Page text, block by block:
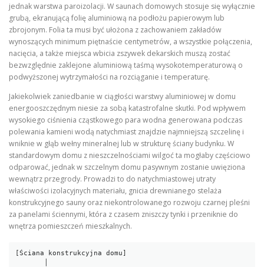
jednak warstwa paroizolacji. W saunach domowych stosuje się wyłącznie
grubą, ekranującą folię aluminiową na podłożu papierowym lub
zbrojonym. Folia ta musi być ułożona z zachowaniem zakładów
wynoszących minimum piętnaście centymetrów, a wszystkie połączenia,
nacięcia, a także miejsca wbicia zszywek dekarskich muszą zostać
bezwzględnie zaklejone aluminiową taśmą wysokotemperaturową o
podwyższonej wytrzymałości na rozciąganie i temperaturę.
Jakiekolwiek zaniedbanie w ciągłości warstwy aluminiowej w domu
energooszczędnym niesie za sobą katastrofalne skutki. Pod wpływem
wysokiego ciśnienia cząstkowego para wodna generowana podczas
polewania kamieni wodą natychmiast znajdzie najmniejszą szczelinę i
wniknie w głąb wełny mineralnej lub w strukturę ściany budynku. W
standardowym domu z nieszczelnościami wilgoć ta mogłaby częściowo
odparować, jednak w szczelnym domu pasywnym zostanie uwięziona
wewnątrz przegrody. Prowadzi to do natychmiastowej utraty
właściwości izolacyjnych materiału, gnicia drewnianego stelaża
konstrukcyjnego sauny oraz niekontrolowanego rozwoju czarnej pleśni
za panelami ściennymi, która z czasem zniszczy tynki i przeniknie do
wnętrza pomieszczeń mieszkalnych.
[Ściana konstrukcyjna domu]